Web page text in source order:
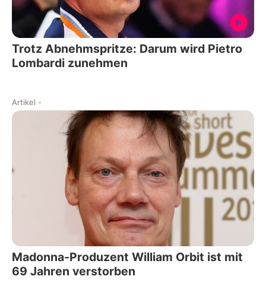
Trotz Abnehmspritze: Darum wird Pietro
Lombardi zunehmen
Artikel -
Madonna-Produzent William Orbit ist mit
69 Jahren verstorben